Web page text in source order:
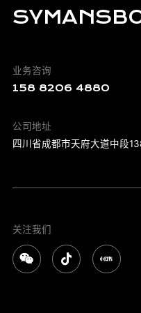
业务咨询
158 8206 4880
公司地址
四川省成都市天府大道中段
关注我们
  